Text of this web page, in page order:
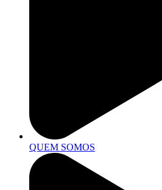
QUEM SOMOS